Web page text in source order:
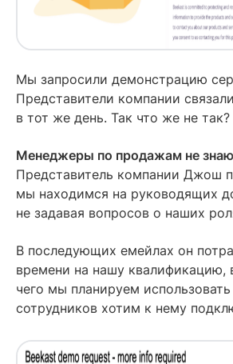
Мы запросили демонстрацию
Представители компании
в тот же день. Так что же не так?
Менеджеры по продажам не
Представитель компании Джош
мы находимся на руководящих
не задавая вопросов о наших
В последующих емейлах он
времени на нашу квалификацию,
чего мы планируем
сотрудников хотим к нему